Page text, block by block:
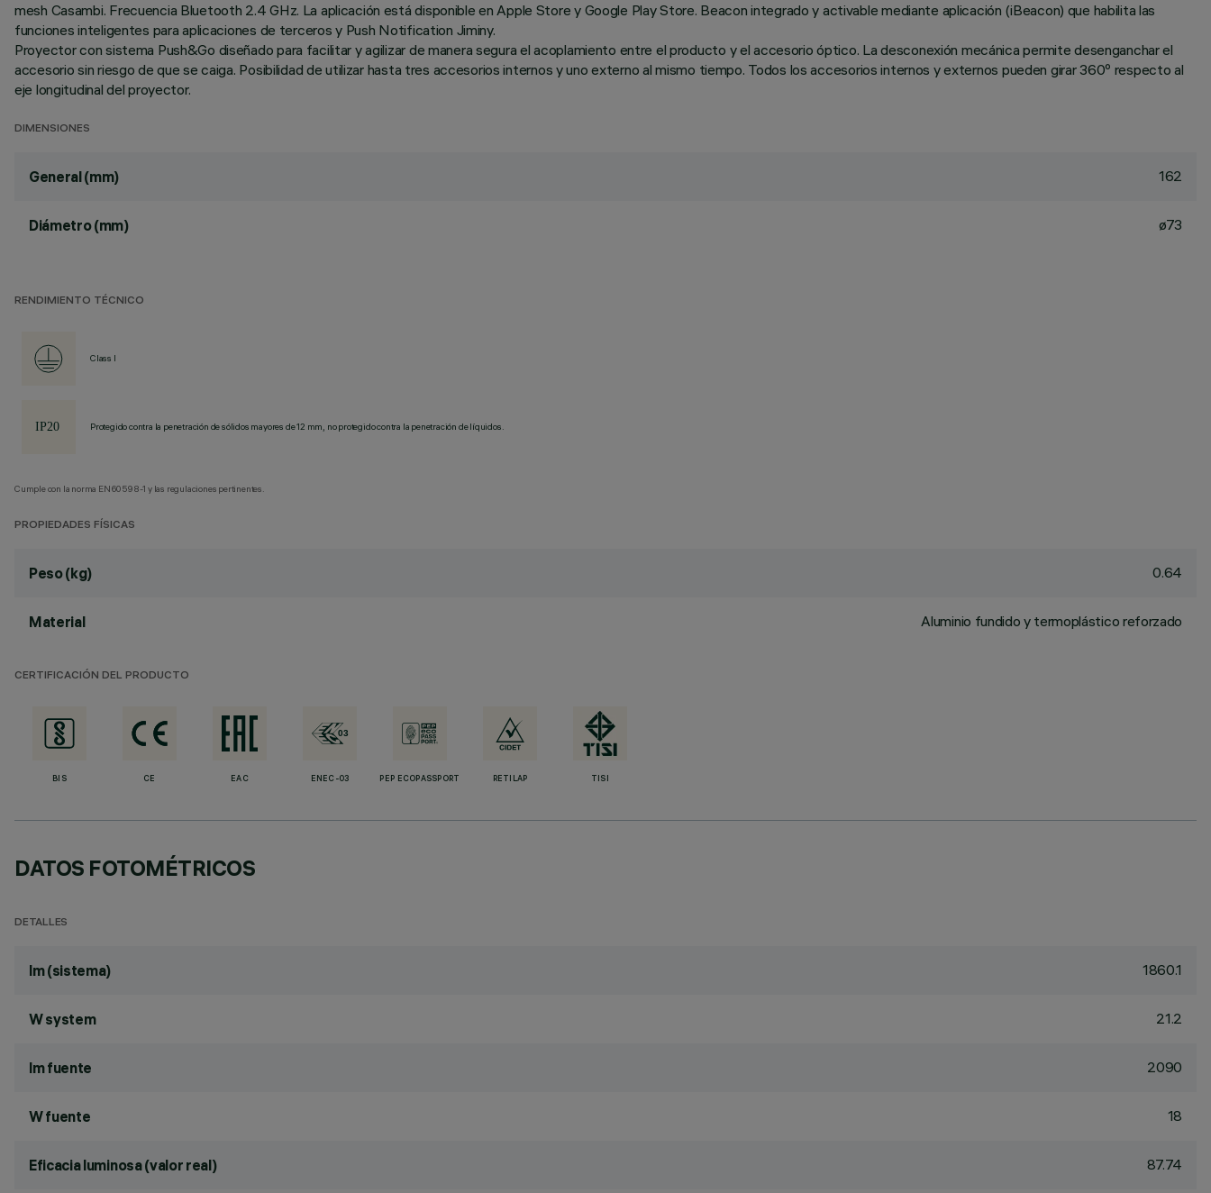
mesh Casambi. Frecuencia Bluetooth 2.4 GHz. La aplicación está disponible en Apple Store y Google Play Store. Beacon integrado y activable mediante aplicación (iBeacon) que habilita las
funciones inteligentes para aplicaciones de terceros y Push Notification Jiminy.
Proyector con sistema Push&Go diseñado para facilitar y agilizar de manera segura el acoplamiento entre el producto y el accesorio óptico. La desconexión mecánica permite desenganchar el
accesorio sin riesgo de que se caiga. Posibilidad de utilizar hasta tres accesorios internos y uno externo al mismo tiempo. Todos los accesorios internos y externos pueden girar 360º respecto al
eje longitudinal del proyector.
DIMENSIONES
General (mm) 162
Diámetro (mm) ø73
RENDIMIENTO TÉCNICO
Class I
Protegido contra la penetración de sólidos mayores de 12 mm, no protegido contra la penetración de líquidos.
Cumple con la norma EN60598-1 y las regulaciones pertinentes.
PROPIEDADES FÍSICAS
Peso (kg) 0.64
Material Aluminio fundido y termoplástico reforzado
CERTIFICACIÓN DEL PRODUCTO
BIS CE EAC ENEC-03 PEP ECOPASSPORT RETILAP TISI
DATOS FOTOMÉTRICOS
DETALLES
lm (sistema) 1860.1
W system 21.2
lm fuente 2090
W fuente 18
Eficacia luminosa (valor real) 87.74